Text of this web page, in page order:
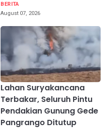
BERITA
August 07, 2026
Lahan Suryakancana
Terbakar, Seluruh Pintu
Pendakian Gunung Gede
Pangrango Ditutup